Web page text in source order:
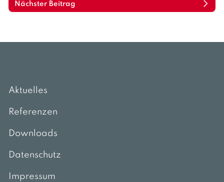
Nächster Beitrag
Aktuelles
Referenzen
Downloads
Datenschutz
Impressum